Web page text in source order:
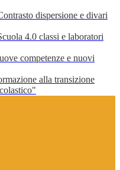
dispersione e divari
4.0 classi e laboratori
competenze e nuovi
alla transizione